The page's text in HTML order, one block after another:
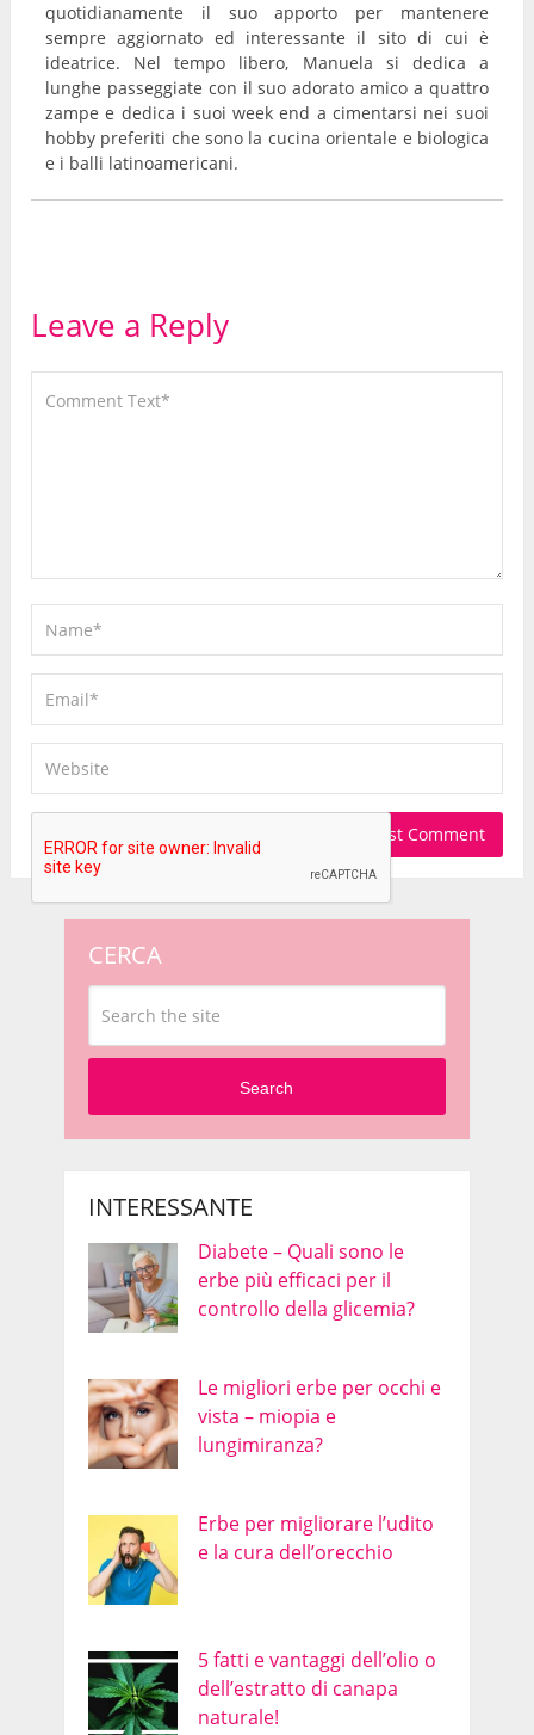
quotidianamente il suo apporto per mantenere
sempre aggiornato ed interessante il sito di cui è
ideatrice. Nel tempo libero, Manuela si dedica a
lunghe passeggiate con il suo adorato amico a quattro
zampe e dedica i suoi week end a cimentarsi nei suoi
hobby preferiti che sono la cucina orientale e biologica
e i balli latinoamericani.
Leave a Reply
CERCA
Search
INTERESSANTE
Diabete – Quali sono le
erbe più efficaci per il
controllo della glicemia?
Le migliori erbe per occhi e
vista – miopia e
lungimiranza?
Erbe per migliorare l’udito
e la cura dell’orecchio
5 fatti e vantaggi dell’olio o
dell’estratto di canapa
naturale!